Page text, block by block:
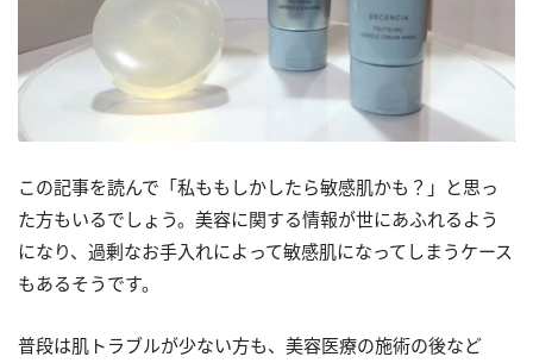
この記事を読んで「私ももしかしたら敏感肌かも？」と思っ
た方もいるでしょう。美容に関する情報が世にあふれるよう
になり、過剰なお手入れによって敏感肌になってしまうケース
もあるそうです。
普段は肌トラブルが少ない方も、美容医療の施術の後など